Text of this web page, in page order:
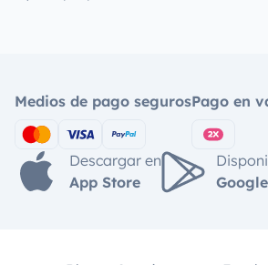
Medios de pago segurosPago en
Descargar en
App Store